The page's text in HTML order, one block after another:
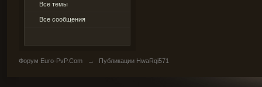
Все темы
Все сообщения
Форум Euro-PvP.Com → Публикации HwaRqi571